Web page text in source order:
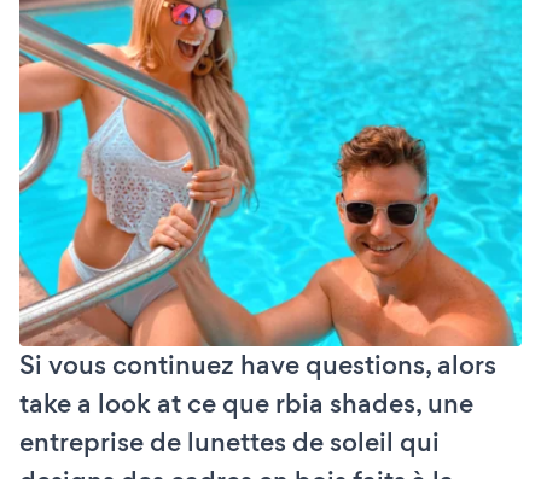
Si vous continuez have questions, alors
take a look at ce que rbia shades, une
entreprise de lunettes de soleil qui